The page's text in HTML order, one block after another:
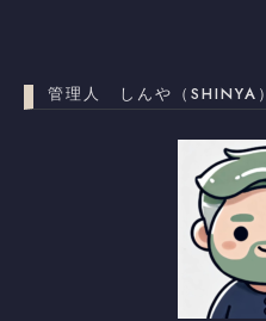
管理人 しんや（SHINYA）